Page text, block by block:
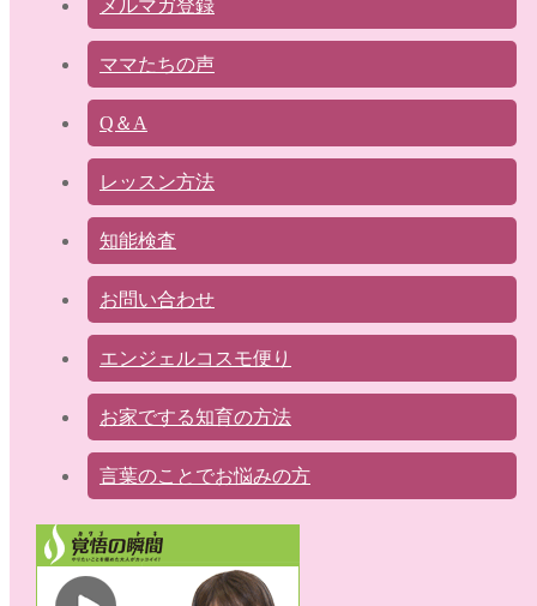
メルマガ登録
ママたちの声
Q＆A
レッスン方法
知能検査
お問い合わせ
エンジェルコスモ便り
お家でする知育の方法
言葉のことでお悩みの方